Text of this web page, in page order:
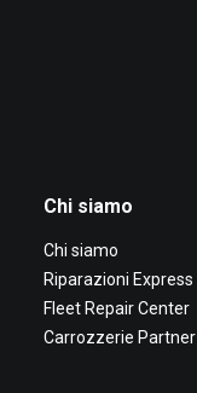
Chi siamo
Chi siamo
Riparazioni Express
Fleet Repair Center
Carrozzerie Partner